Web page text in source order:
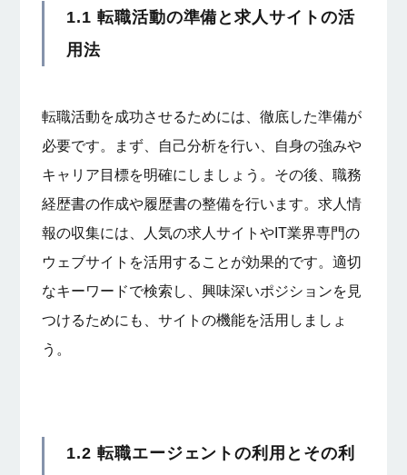
1.1 転職活動の準備と求人サイトの活
用法
転職活動を成功させるためには、徹底した準備が
必要です。まず、自己分析を行い、自身の強みや
キャリア目標を明確にしましょう。その後、職務
経歴書の作成や履歴書の整備を行います。求人情
報の収集には、人気の求人サイトやIT業界専門の
ウェブサイトを活用することが効果的です。適切
なキーワードで検索し、興味深いポジションを見
つけるためにも、サイトの機能を活用しましょ
う。
1.2 転職エージェントの利用とその利